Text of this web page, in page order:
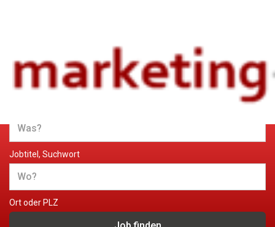
Jobs und Stellenangebote im
Marketing
Jobtitel, Suchwort
Ort oder PLZ